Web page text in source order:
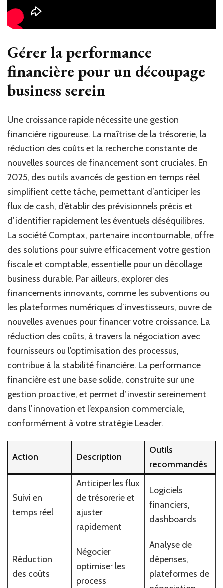
Gérer la performance
financière pour un découpage
business serein
Une croissance rapide nécessite une gestion
financière rigoureuse. La maîtrise de la trésorerie, la
réduction des coûts et la recherche constante de
nouvelles sources de financement sont cruciales. En
2025, des outils avancés de gestion en temps réel
simplifient cette tâche, permettant d’anticiper les
flux de cash, d’établir des prévisionnels précis et
d’identifier rapidement les éventuels déséquilibres.
La société Comptax, partenaire incontournable, offre
des solutions pour suivre efficacement votre gestion
fiscale et comptable, essentielle pour un décollage
business durable. Par ailleurs, explorer des
financements innovants, comme les subventions ou
les plateformes numériques d’investisseurs, ouvre de
nouvelles avenues pour financer votre croissance. La
réduction des coûts, à travers la négociation avec
fournisseurs ou l’optimisation des processus,
contribue à la stabilité financière. La performance
financière est une base solide, construite sur une
gestion proactive, et permet d’investir sereinement
dans l’innovation et l’expansion commerciale,
conformément à votre stratégie Leader.
Action Description
Outils
recommandés
Suivi en
temps réel
Anticiper les flux
de trésorerie et
ajuster
rapidement
Logiciels
financiers,
dashboards
Réduction
des coûts
Négocier,
optimiser les
process
Analyse de
dépenses,
plateformes de